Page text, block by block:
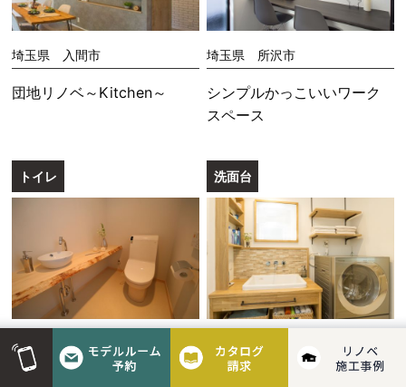
埼玉県 入間市
団地リノベ～Kitchen～
埼玉県 所沢市
シンプルかっこいいワーク
スペース
トイレ
埼玉県
洗面台
埼玉県 所沢市